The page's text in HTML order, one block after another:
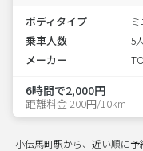
ボディタイプ
乗車人数 5人
メーカー
6時間で2,000円
距離料金 200円/10km
小伝馬町駅から、近い順に予